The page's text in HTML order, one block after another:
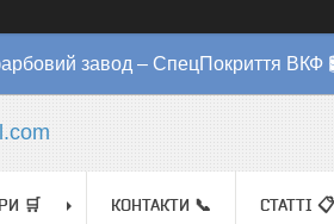
завод – СпецПокриття ВКФ
🛒 КОНТАКТИ 📞 СТАТТІ 📋